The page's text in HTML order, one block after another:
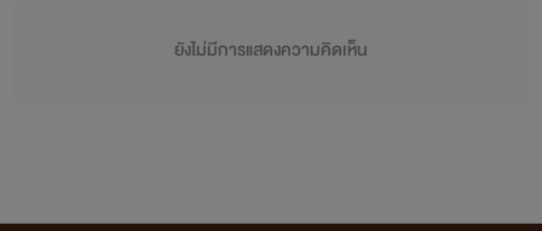
ยังไม่มีการแสดงความคิดเห็น